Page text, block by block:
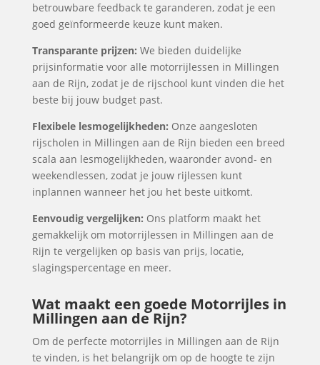
betrouwbare feedback te garanderen, zodat je een
goed geïnformeerde keuze kunt maken.
Transparante prijzen: We bieden duidelijke
prijsinformatie voor alle motorrijlessen in Millingen
aan de Rijn, zodat je de rijschool kunt vinden die het
beste bij jouw budget past.
Flexibele lesmogelijkheden: Onze aangesloten
rijscholen in Millingen aan de Rijn bieden een breed
scala aan lesmogelijkheden, waaronder avond- en
weekendlessen, zodat je jouw rijlessen kunt
inplannen wanneer het jou het beste uitkomt.
Eenvoudig vergelijken: Ons platform maakt het
gemakkelijk om motorrijlessen in Millingen aan de
Rijn te vergelijken op basis van prijs, locatie,
slagingspercentage en meer.
Wat maakt een goede Motorrijles in
Millingen aan de Rijn?
Om de perfecte motorrijles in Millingen aan de Rijn
te vinden, is het belangrijk om op de hoogte te zijn